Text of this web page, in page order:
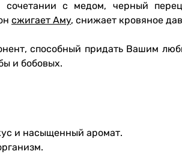
сочетании с медом, черный
сжигает Аму, снижает кровяное
способный придать Вашим
и бобовых.
и насыщенный аромат.